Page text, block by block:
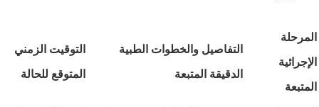
المرحلة
الإجرائية
المتبعة
التفاصيل والخطوات الطبية
الدقيقة المتبعة
التوقيت الزمني
المتوقع للحالة